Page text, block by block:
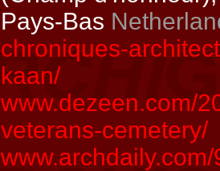
Pays-Bas
chroniques-
kaan/
www.dezeen.com/
veterans-cemetery/